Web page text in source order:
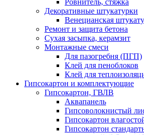
Ровнитель, стяжка
Декоративные штукатурки
Венецианская
Ремонт и защита бетона
Сухая засыпка, керамзит
Монтажные смеси
Для пазогребня (ПГП)
Клей для пеноблоков
Клей для
Гипсокартон и комплектующие
Гипсокартон, ГВЛВ
Аквапанель
Гипсоволокнистый
Гипсокартон
Гипсокартон